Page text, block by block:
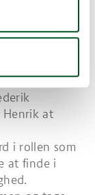
fremmed
Gods
formand
Henrik at
i rollen som
at finde i